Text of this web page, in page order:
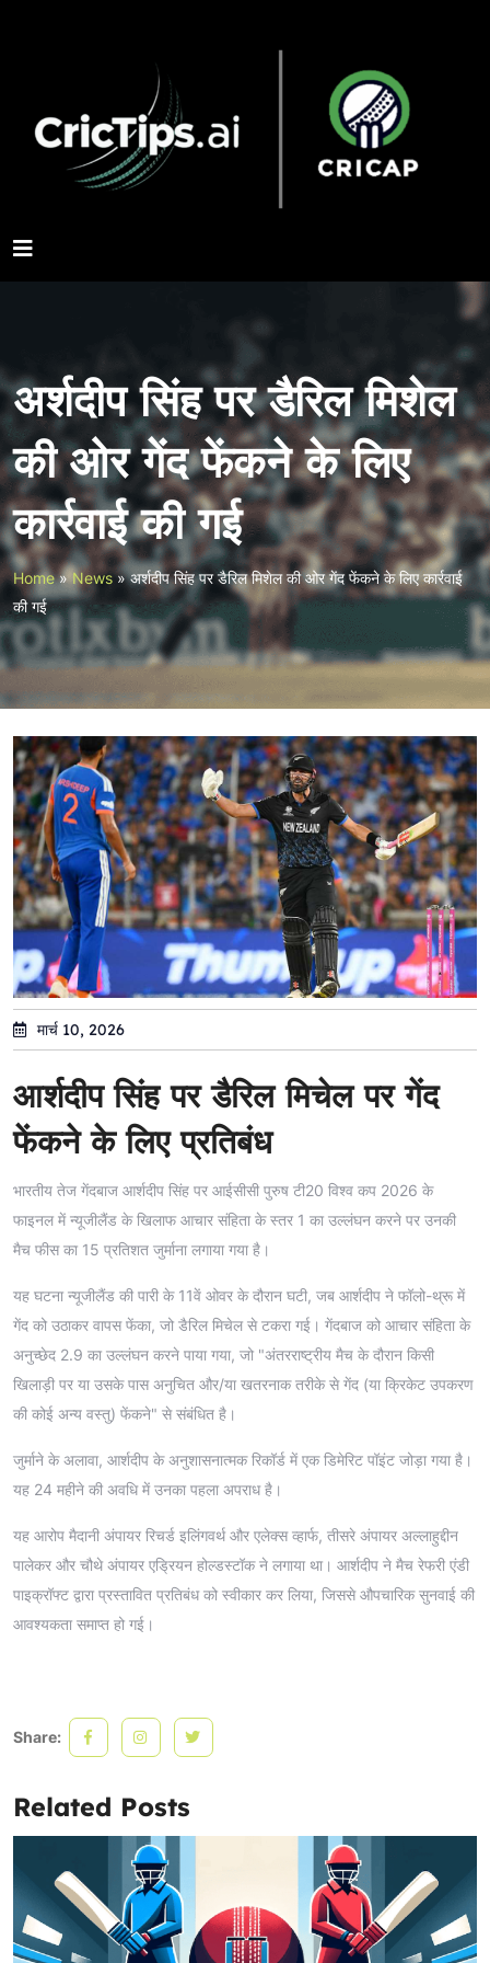
अर्शदीप सिंह पर डैरिल मिशेल
की ओर गेंद फेंकने के लिए
कार्रवाई की गई
Home»News»अर्शदीप सिंह पर डैरिल मिशेल की ओर गेंद फेंकने के लिए कार्रवाई
की गई
मार्च 10, 2026
आर्शदीप सिंह पर डैरिल मिचेल पर गेंद
फेंकने के लिए प्रतिबंध
भारतीय तेज गेंदबाज आर्शदीप सिंह पर आईसीसी पुरुष टी20 विश्व कप 2026 के
फाइनल में न्यूजीलैंड के खिलाफ आचार संहिता के स्तर 1 का उल्लंघन करने पर उनकी
मैच फीस का 15 प्रतिशत जुर्माना लगाया गया है।
यह घटना न्यूजीलैंड की पारी के 11वें ओवर के दौरान घटी, जब आर्शदीप ने फॉलो-थ्रू में
गेंद को उठाकर वापस फेंका, जो डैरिल मिचेल से टकरा गई। गेंदबाज को आचार संहिता के
अनुच्छेद 2.9 का उल्लंघन करने पाया गया, जो "अंतरराष्ट्रीय मैच के दौरान किसी
खिलाड़ी पर या उसके पास अनुचित और/या खतरनाक तरीके से गेंद (या क्रिकेट उपकरण
की कोई अन्य वस्तु) फेंकने" से संबंधित है।
जुर्माने के अलावा, आर्शदीप के अनुशासनात्मक रिकॉर्ड में एक डिमेरिट पॉइंट जोड़ा गया है।
यह 24 महीने की अवधि में उनका पहला अपराध है।
यह आरोप मैदानी अंपायर रिचर्ड इलिंगवर्थ और एलेक्स व्हार्फ, तीसरे अंपायर अल्लाहुद्दीन
पालेकर और चौथे अंपायर एड्रियन होल्डस्टॉक ने लगाया था। आर्शदीप ने मैच रेफरी एंडी
पाइक्रॉफ्ट द्वारा प्रस्तावित प्रतिबंध को स्वीकार कर लिया, जिससे औपचारिक सुनवाई की
आवश्यकता समाप्त हो गई।
Share:
Related Posts